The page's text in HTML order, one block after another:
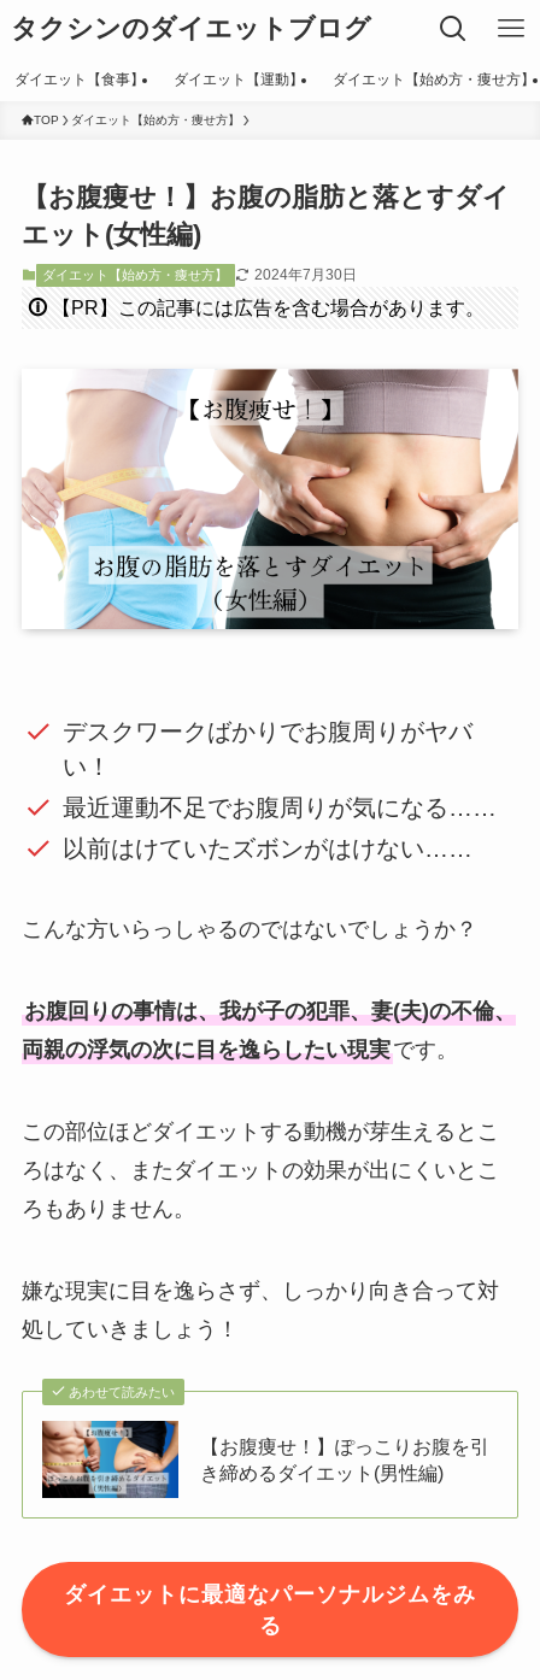
タクシンのダイエットブログ
ダイエット【食事】 ダイエット【運動】 ダイエット【始め方・痩せ方】
TOP ダイエット【始め方・痩せ方】
【お腹痩せ！】お腹の脂肪と落とすダイ
エット(女性編)
ダイエット【始め方・痩せ方】 2024年7月30日
🛈【PR】この記事には広告を含む場合があります。
デスクワークばかりでお腹周りがヤバ
い！
最近運動不足でお腹周りが気になる……
以前はけていたズボンがはけない……
こんな方いらっしゃるのではないでしょうか？
お腹回りの事情は、我が子の犯罪、妻(夫)の不倫、
両親の浮気の次に目を逸らしたい現実です。
この部位ほどダイエットする動機が芽生えるとこ
ろはなく、またダイエットの効果が出にくいとこ
ろもありません。
嫌な現実に目を逸らさず、しっかり向き合って対
処していきましょう！
あわせて読みたい
【お腹痩せ！】ぽっこりお腹を引
き締めるダイエット(男性編)
ダイエットに最適なパーソナルジムをみ
る